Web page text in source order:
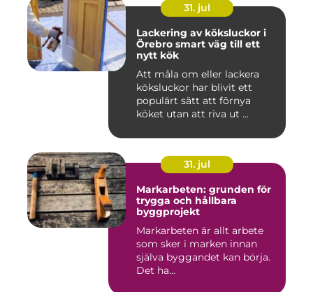
31. jul
Lackering av köksluckor i
Örebro smart väg till ett
nytt kök
Att måla om eller lackera
köksluckor har blivit ett
populärt sätt att förnya
köket utan att riva ut ...
31. jul
Markarbeten: grunden för
trygga och hållbara
byggprojekt
Markarbeten är allt arbete
som sker i marken innan
själva byggandet kan börja.
Det ha...